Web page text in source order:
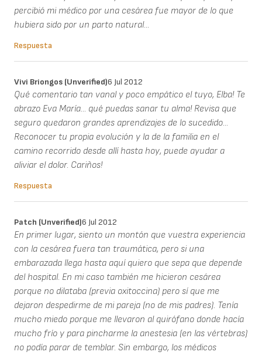
percibió mi médico por una cesárea fue mayor de lo que
hubiera sido por un parto natural...
Respuesta
Vivi Briongos (unverified)6 Jul 2012
Qué comentario tan vanal y poco empático el tuyo, Elba! Te
abrazo Eva María... qué puedas sanar tu alma! Revisa que
seguro quedaron grandes aprendizajes de lo sucedido...
Reconocer tu propia evolución y la de la familia en el
camino recorrido desde allí hasta hoy, puede ayudar a
aliviar el dolor. Cariños!
Respuesta
Patch (unverified)6 Jul 2012
En primer lugar, siento un montón que vuestra experiencia
con la cesárea fuera tan traumática, pero si una
embarazada llega hasta aquí quiero que sepa que depende
del hospital. En mi caso también me hicieron cesárea
porque no dilataba (previa oxitoccina) pero sí que me
dejaron despedirme de mi pareja (no de mis padres). Tenía
mucho miedo porque me llevaron al quirófano donde hacía
mucho frío y para pincharme la anestesia (en las vértebras)
no podía parar de temblar. Sin embargo, los médicos